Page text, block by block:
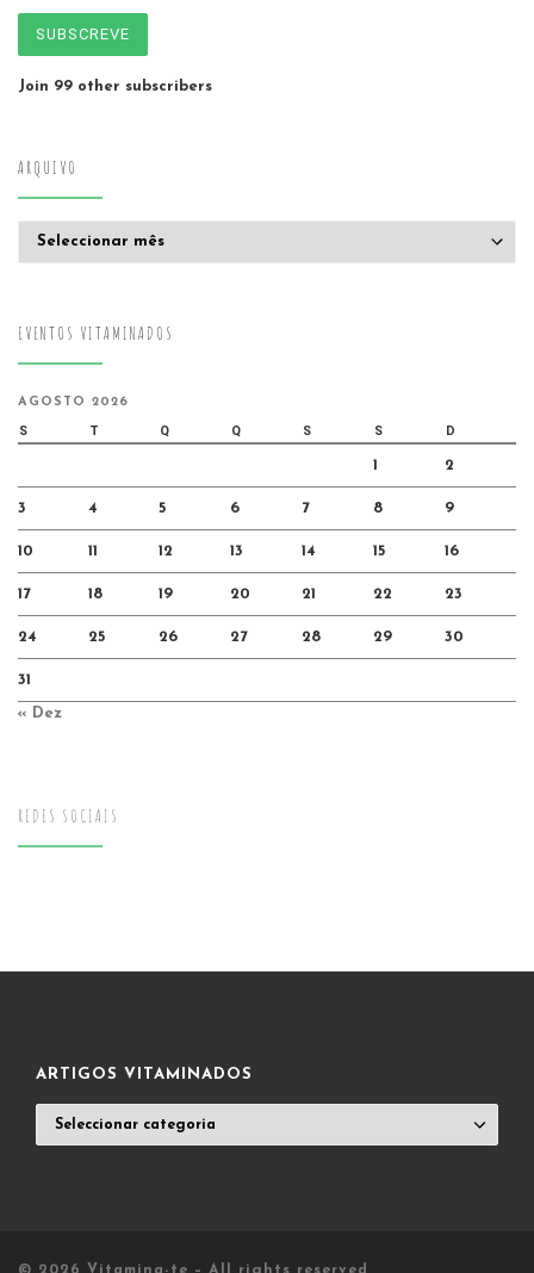
SUBSCREVE
Join 99 other subscribers
ARQUIVO
EVENTOS VITAMINADOS
AGOSTO 2026
S T Q Q S S D
1 2
3 4 5 6 7 8 9
10 11 12 13 14 15 16
17 18 19 20 21 22 23
24 25 26 27 28 29 30
31
« Dez
REDES SOCIAIS
ARTIGOS VITAMINADOS
VITAMINADOS